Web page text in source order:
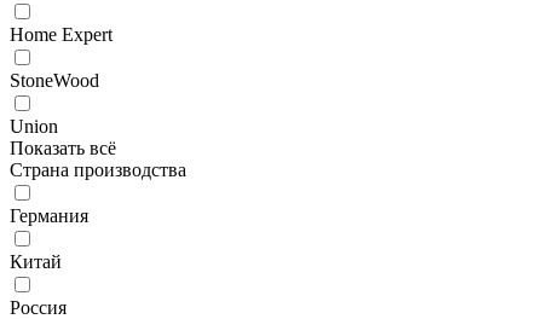
Home Expert
StoneWood
Union
Показать всё
Страна производства
Германия
Китай
Россия